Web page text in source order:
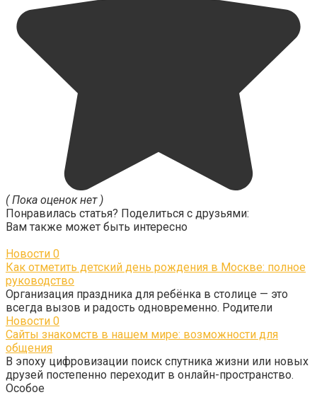
( Пока оценок нет )
Понравилась статья? Поделиться с друзьями:
Вам также может быть интересно
Новости 0
Как отметить детский день рождения в Москве: полное
руководство
Организация праздника для ребёнка в столице — это
всегда вызов и радость одновременно. Родители
Новости 0
Сайты знакомств в нашем мире: возможности для
общения
В эпоху цифровизации поиск спутника жизни или новых
друзей постепенно переходит в онлайн-пространство.
Особое